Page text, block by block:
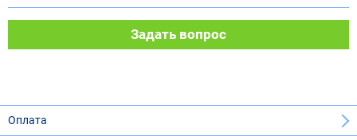
Задать вопрос
Оплата